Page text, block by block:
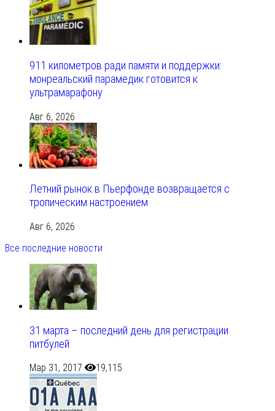
911 километров ради памяти и поддержки:
монреальский парамедик готовится к
ультрамарафону
Авг 6, 2026
Летний рынок в Пьерфонде возвращается с
тропическим настроением
Авг 6, 2026
Все последние новости
31 марта – последний день для регистрации
питбулей
Мар 31, 2017 19,115